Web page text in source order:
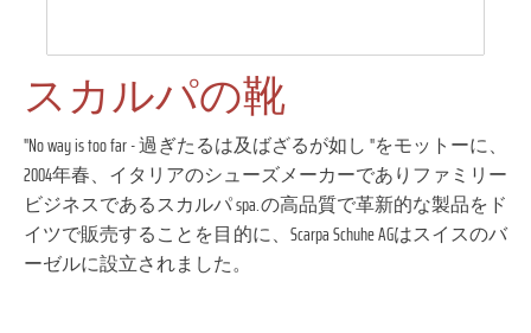
スカルパの靴
"No way is too far - 過ぎたるは及ばざるが如し "をモットーに、
2004年春、イタリアのシューズメーカーでありファミリー
ビジネスであるスカルパ spa.の高品質で革新的な製品をド
イツで販売することを目的に、Scarpa Schuhe AGはスイスのバ
ーゼルに設立されました。